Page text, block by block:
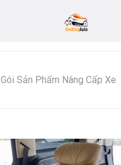
Gói Sản Phẩm Nâng Cấp Xe